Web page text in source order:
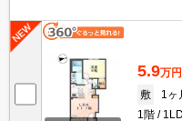
5.9万円
敷
1ヶ
1階